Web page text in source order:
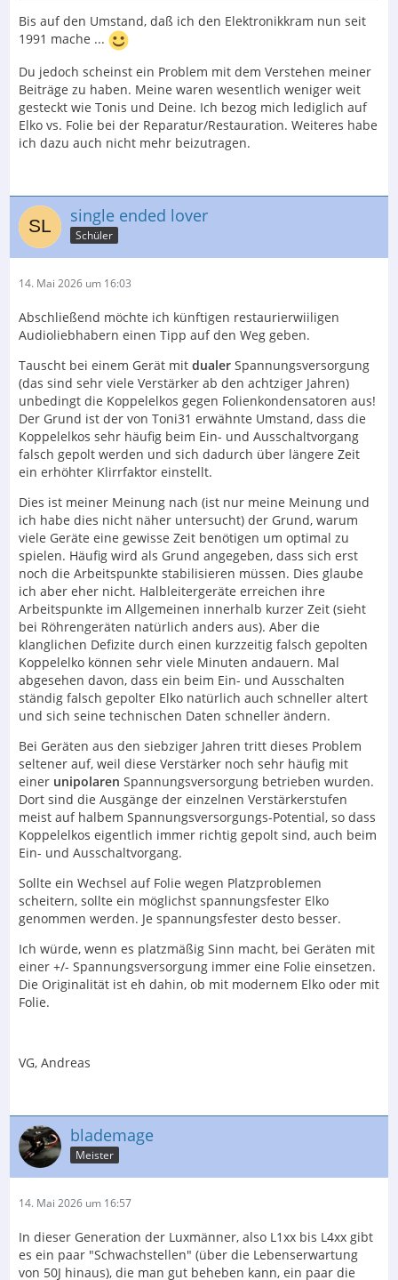
Bis auf den Umstand, daß ich den Elektronikkram nun seit
1991 mache ...
Du jedoch scheinst ein Problem mit dem Verstehen meiner
Beiträge zu haben. Meine waren wesentlich weniger weit
gesteckt wie Tonis und Deine. Ich bezog mich lediglich auf
Elko vs. Folie bei der Reparatur/Restauration. Weiteres habe
ich dazu auch nicht mehr beizutragen.
single ended lover
Schüler
14. Mai 2026 um 16:03
Abschließend möchte ich künftigen restaurierwiiligen
Audioliebhabern einen Tipp auf den Weg geben.
Tauscht bei einem Gerät mit dualer Spannungsversorgung
(das sind sehr viele Verstärker ab den achtziger Jahren)
unbedingt die Koppelelkos gegen Folienkondensatoren aus!
Der Grund ist der von Toni31 erwähnte Umstand, dass die
Koppelelkos sehr häufig beim Ein- und Ausschaltvorgang
falsch gepolt werden und sich dadurch über längere Zeit
ein erhöhter Klirrfaktor einstellt.
Dies ist meiner Meinung nach (ist nur meine Meinung und
ich habe dies nicht näher untersucht) der Grund, warum
viele Geräte eine gewisse Zeit benötigen um optimal zu
spielen. Häufig wird als Grund angegeben, dass sich erst
noch die Arbeitspunkte stabilisieren müssen. Dies glaube
ich aber eher nicht. Halbleitergeräte erreichen ihre
Arbeitspunkte im Allgemeinen innerhalb kurzer Zeit (sieht
bei Röhrengeräten natürlich anders aus). Aber die
klanglichen Defizite durch einen kurzzeitig falsch gepolten
Koppelelko können sehr viele Minuten andauern. Mal
abgesehen davon, dass ein beim Ein- und Ausschalten
ständig falsch gepolter Elko natürlich auch schneller altert
und sich seine technischen Daten schneller ändern.
Bei Geräten aus den siebziger Jahren tritt dieses Problem
seltener auf, weil diese Verstärker noch sehr häufig mit
einer unipolaren Spannungsversorgung betrieben wurden.
Dort sind die Ausgänge der einzelnen Verstärkerstufen
meist auf halbem Spannungsversorgungs-Potential, so dass
Koppelelkos eigentlich immer richtig gepolt sind, auch beim
Ein- und Ausschaltvorgang.
Sollte ein Wechsel auf Folie wegen Platzproblemen
scheitern, sollte ein möglichst spannungsfester Elko
genommen werden. Je spannungsfester desto besser.
Ich würde, wenn es platzmäßig Sinn macht, bei Geräten mit
einer +/- Spannungsversorgung immer eine Folie einsetzen.
Die Originalität ist eh dahin, ob mit modernem Elko oder mit
Folie.
VG, Andreas
blademage
Meister
14. Mai 2026 um 16:57
In dieser Generation der Luxmänner, also L1xx bis L4xx gibt
es ein paar "Schwachstellen" (über die Lebenserwartung
von 50J hinaus), die man gut beheben kann, ein paar die